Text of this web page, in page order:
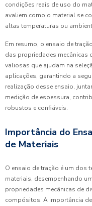
condições reais de uso do
avaliem como o material se
altas temperaturas ou
Em resumo, o ensaio de
das propriedades mecânicas
valiosas que ajudam na
aplicações, garantindo a
realização desse ensaio,
medição de espessura,
robustos e confiáveis.
Importância do
de Materiais
O ensaio de tração é um dos
materiais, desempenhando
propriedades mecânicas de
compósitos. A importância